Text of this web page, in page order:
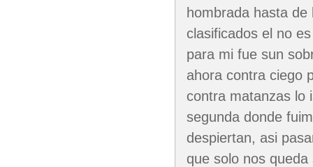
hombrada hasta
clasificados el no
para mi fue sun
ahora contra ciego
contra matanzas lo
segunda donde
despiertan, asi
que solo nos